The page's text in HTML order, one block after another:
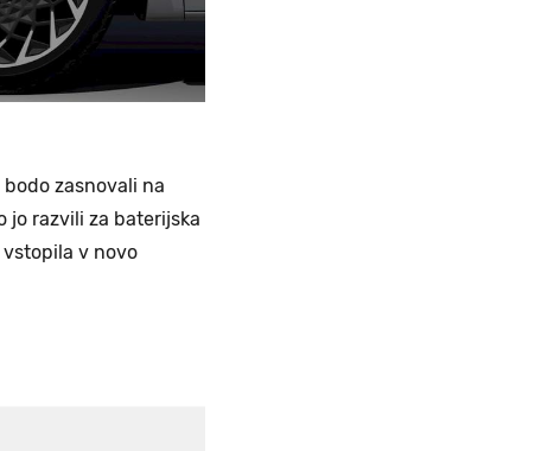
zasnovali na
jo razvili za baterijska
v novo